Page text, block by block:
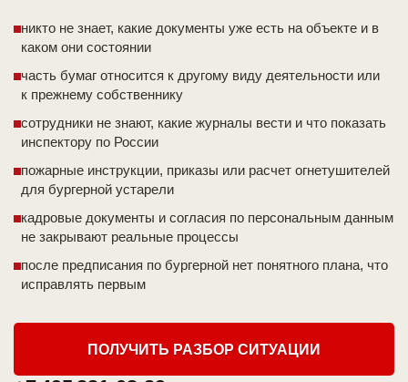
никто не знает, какие документы уже есть на объекте и в
каком они состоянии
часть бумаг относится к другому виду деятельности или
к прежнему собственнику
сотрудники не знают, какие журналы вести и что показать
инспектору по России
пожарные инструкции, приказы или расчет огнетушителей
для бургерной устарели
кадровые документы и согласия по персональным данным
не закрывают реальные процессы
после предписания по бургерной нет понятного плана, что
исправлять первым
ПОЛУЧИТЬ РАЗБОР СИТУАЦИИ